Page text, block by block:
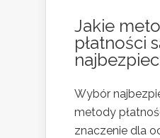
Jakie
płatności
Wybór
metody
znaczenie dla